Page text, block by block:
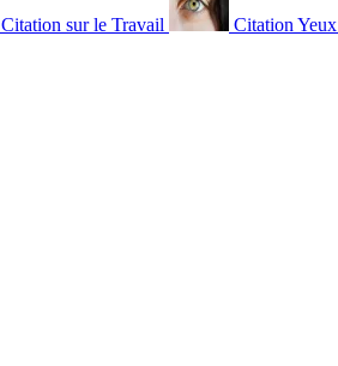
Citation sur le Travail Citation Yeux